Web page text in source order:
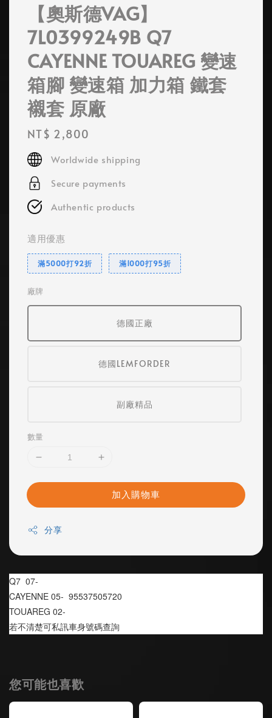
【奧斯德VAG】
7L0399249B Q7
CAYENNE TOUAREG 變速
箱腳 變速箱 加力箱 鐵套
襯套 原廠
Regular
price
NT$ 2,800
Worldwide shipping
Secure payments
Authentic products
適用優惠
滿5000打92折 滿1000打95折
廠牌
德國正廠
德國LEMFORDER
副廠精品
數量
加入購物車
分享
Q7  07-
CAYENNE 05-  95537505720
TOUAREG 02-
若不清楚可私訊車身號碼查詢
您可能也喜歡